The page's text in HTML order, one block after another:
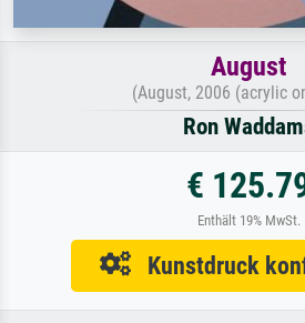
August
(August, 2006 (acrylic
Ron
€
Enthält 19% MwSt.
Kunstdruck